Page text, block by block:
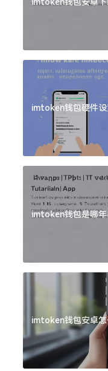
imtoken钱包硬件
imtoken钱包是哪年
imtoken钱包安卓